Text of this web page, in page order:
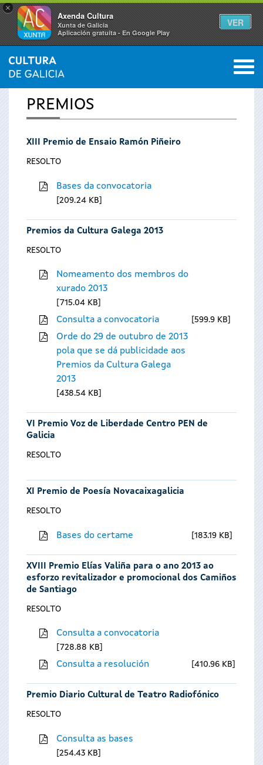
×
Axenda Cultura
Xunta de Galicia
Aplicación gratuíta - En Google Play
VER
Vostede
está
aquí
INICIO 0
PREMIOS
XIII Premio de Ensaio Ramón Piñeiro
RESOLTO
Bases da convocatoria
209.24 KB
Premios da Cultura Galega 2013
RESOLTO
Nomeamento dos membros do
xurado 2013
715.04 KB
Consulta a convocatoria 599.9 KB
Orde do 29 de outubro de 2013
pola que se dá publicidade aos
Premios da Cultura Galega
2013
438.54 KB
VI Premio Voz de Liberdade Centro PEN de
Galicia
RESOLTO
XI Premio de Poesía Novacaixagalicia
RESOLTO
Bases do certame 183.19 KB
XVIII Premio Elías Valiña para o ano 2013 ao
esforzo revitalizador e promocional dos Camiños
de Santiago
RESOLTO
Consulta a convocatoria
728.88 KB
Consulta a resolución 410.96 KB
Premio Diario Cultural de Teatro Radiofónico
RESOLTO
Consulta as bases
254.43 KB